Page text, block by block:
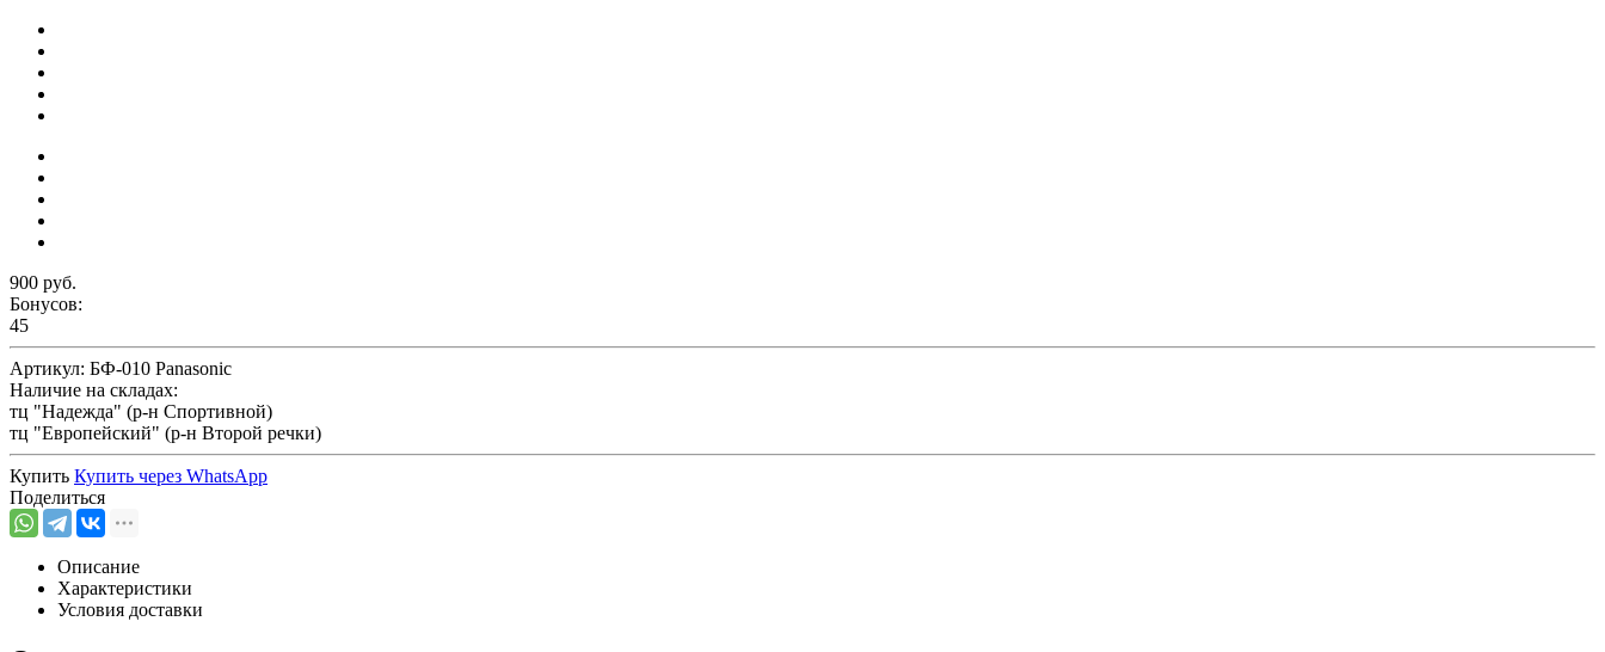
900 руб.
Бонусов:
45
Артикул: БФ-010 Panasonic
Наличие на складах:
тц "Надежда" (р-н Спортивной)
тц "Европейский" (р-н Второй речки)
Купить Купить через WhatsApp
Поделиться
Описание
Характеристики
Условия доставки